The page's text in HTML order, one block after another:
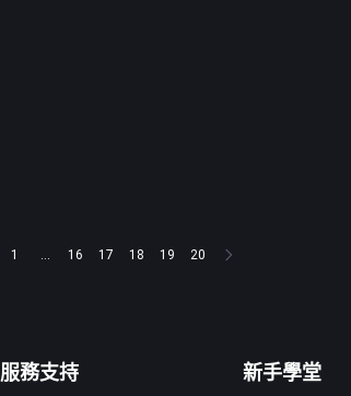
1 ... 16 17 18 19 20
服務支持 新手學堂